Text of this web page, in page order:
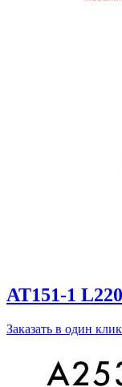
AT151-1
Заказать в один клик